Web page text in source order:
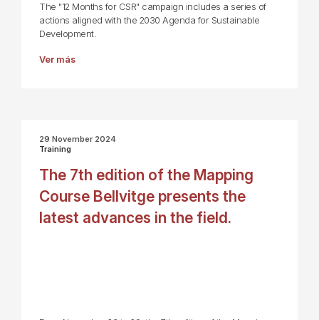
The "12 Months for CSR" campaign includes a series of
actions aligned with the 2030 Agenda for Sustainable
Development.
Ver más
29 November 2024
Training
The 7th edition of the Mapping
Course Bellvitge presents the
latest advances in the field.